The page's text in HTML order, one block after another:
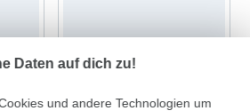
Daten auf dich zu!
und andere Technologien um